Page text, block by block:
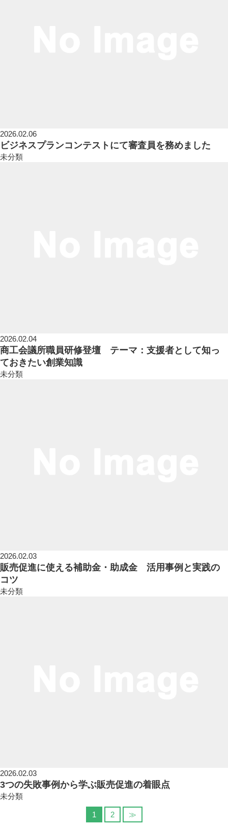
2026.02.06
ビジネスプランコンテストにて審査員を務めました
未分類
2026.02.04
商工会議所職員研修登壇 テーマ：支援者として知っ
ておきたい創業知識
未分類
2026.02.03
販売促進に使える補助金・助成金 活用事例と実践の
コツ
未分類
2026.02.03
3つの失敗事例から学ぶ販売促進の着眼点
未分類
1 2 ≫